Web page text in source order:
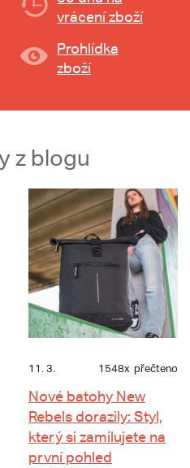
vrácení zboží
Prohlídka
zboží
z blogu
11. 3. 1548x přečteno
Nové batohy New
Rebels dorazily: Styl,
který si zamilujete na
první pohled